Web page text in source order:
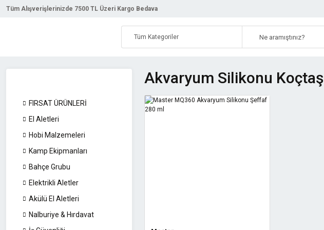
Tüm Alışverişlerinizde 7500 TL Üzeri Kargo Bedava
FIRSAT ÜRÜNLERİ
El Aletleri
Hobi Malzemeleri
Kamp Ekipmanları
Bahçe Grubu
Elektrikli Aletler
Akülü El Aletleri
Nalburiye & Hırdavat
Akvaryum Silikonu Koçtaş